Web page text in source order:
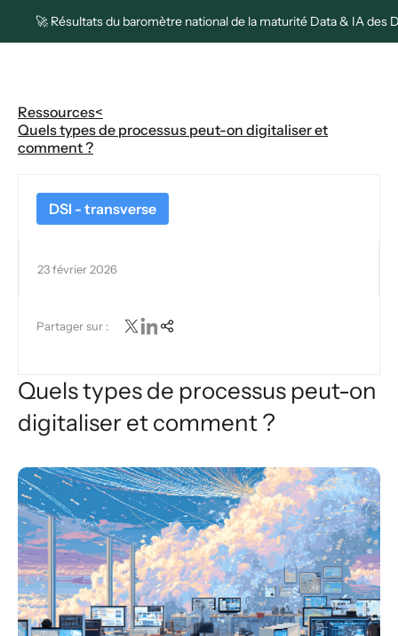
🚀 Résultats du baromètre national de la maturité Data & IA des
Ressources<
Quels types de processus peut-on digitaliser et
comment ?
DSI - transverse
23 février 2026
Partager sur :
Quels types de processus peut-on
digitaliser et comment ?